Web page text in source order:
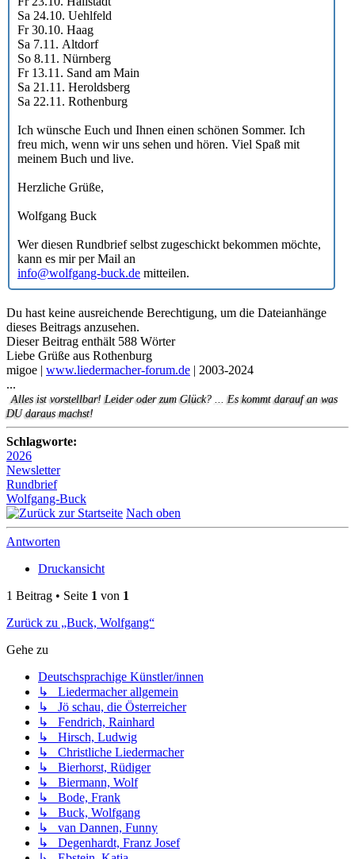
Sa 24.10. Uehlfeld
Fr 30.10. Haag
Sa 7.11. Altdorf
So 8.11. Nürnberg
Fr 13.11. Sand am Main
Sa 21.11. Heroldsberg
Sa 22.11. Rothenburg
Ich wünsche Euch und Ihnen einen schönen Sommer. Ich
freu mich, wenn wir uns sehen und hören. Viel Spaß mit
meinem Buch und live.
Herzliche Grüße,
Wolfgang Buck
Wer diesen Rundbrief selbst zugeschickt bekommen möchte,
kann es mir per Mail an
info@wolfgang-buck.de mitteilen.
Du hast keine ausreichende Berechtigung, um die Dateianhänge
dieses Beitrags anzusehen.
Dieser Beitrag enthält 588 Wörter
Liebe Grüße aus Rothenburg
migoe | www.liedermacher-forum.de | 2003-2024
...
Alles ist vorstellbar! Leider oder zum Glück? ... Es kommt darauf an was
DU daraus machst!
Schlagworte:
2026
Newsletter
Rundbrief
Wolfgang-Buck
Nach oben
Antworten
Druckansicht
1 Beitrag • Seite 1 von 1
Zurück zu „Buck, Wolfgang“
Gehe zu
Deutschsprachige Künstler/innen
↳ Liedermacher allgemein
↳ Jö schau, die Österreicher
↳ Fendrich, Rainhard
↳ Hirsch, Ludwig
↳ Christliche Liedermacher
↳ Bierhorst, Rüdiger
↳ Biermann, Wolf
↳ Bode, Frank
↳ Buck, Wolfgang
↳ van Dannen, Funny
↳ Degenhardt, Franz Josef